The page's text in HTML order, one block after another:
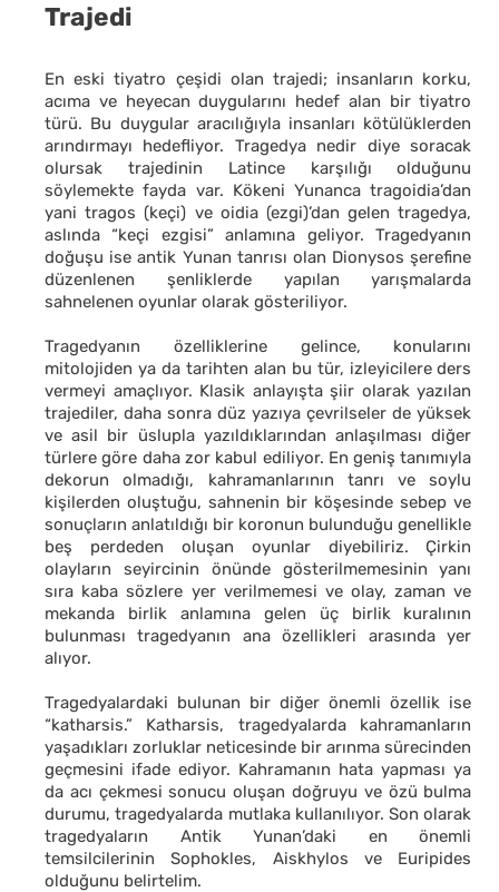
Trajedi
En eski tiyatro çeşidi olan trajedi; insanların korku,
acıma ve heyecan duygularını hedef alan bir tiyatro
türü. Bu duygular aracılığıyla insanları kötülüklerden
arındırmayı hedefliyor. Tragedya nedir diye soracak
olursak trajedinin Latince karşılığı olduğunu
söylemekte fayda var. Kökeni Yunanca tragoidia’dan
yani tragos (keçi) ve oidia (ezgi)’dan gelen tragedya,
aslında “keçi ezgisi” anlamına geliyor. Tragedyanın
doğuşu ise antik Yunan tanrısı olan Dionysos şerefine
düzenlenen şenliklerde yapılan yarışmalarda
sahnelenen oyunlar olarak gösteriliyor.
Tragedyanın özelliklerine gelince, konularını
mitolojiden ya da tarihten alan bu tür, izleyicilere ders
vermeyi amaçlıyor. Klasik anlayışta şiir olarak yazılan
trajediler, daha sonra düz yazıya çevrilseler de yüksek
ve asil bir üslupla yazıldıklarından anlaşılması diğer
türlere göre daha zor kabul ediliyor. En geniş tanımıyla
dekorun olmadığı, kahramanlarının tanrı ve soylu
kişilerden oluştuğu, sahnenin bir köşesinde sebep ve
sonuçların anlatıldığı bir koronun bulunduğu genellikle
beş perdeden oluşan oyunlar diyebiliriz. Çirkin
olayların seyircinin önünde gösterilmemesinin yanı
sıra kaba sözlere yer verilmemesi ve olay, zaman ve
mekanda birlik anlamına gelen üç birlik kuralının
bulunması tragedyanın ana özellikleri arasında yer
alıyor.
Tragedyalardaki bulunan bir diğer önemli özellik ise
“katharsis.” Katharsis, tragedyalarda kahramanların
yaşadıkları zorluklar neticesinde bir arınma sürecinden
geçmesini ifade ediyor. Kahramanın hata yapması ya
da acı çekmesi sonucu oluşan doğruyu ve özü bulma
durumu, tragedyalarda mutlaka kullanılıyor. Son olarak
tragedyaların Antik Yunan’daki en önemli
temsilcilerinin Sophokles, Aiskhylos ve Euripides
olduğunu belirtelim.